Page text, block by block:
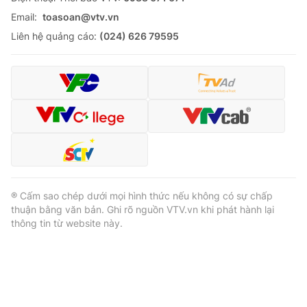
Email: toasoan@vtv.vn
Liên hệ quảng cáo: (024) 626 79595
® Cấm sao chép dưới mọi hình thức nếu không có sự chấp
thuận bằng văn bản. Ghi rõ nguồn VTV.vn khi phát hành lại
thông tin từ website này.